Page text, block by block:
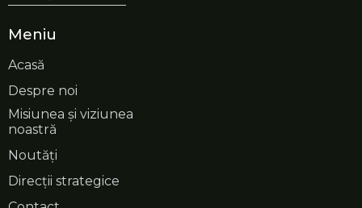
Meniu
Acasă
Despre noi
Misiunea și viziunea
noastră
Noutăți
Direcții strategice